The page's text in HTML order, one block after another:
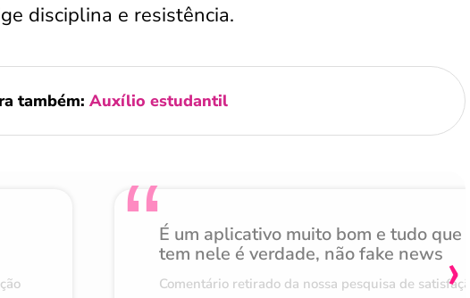
disciplina e resistência.
também:Auxílio estudantil
É um aplicativo muito bom e tudo que
tem nele é verdade, não fake news
Comentário retirado da nossa pesquisa de satisfação
›